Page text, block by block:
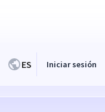
ES Iniciar sesión